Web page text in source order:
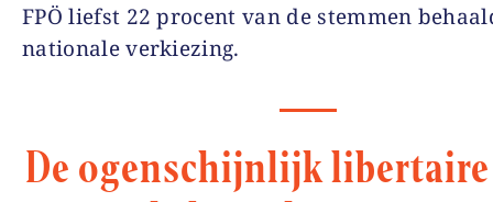
FPÖ liefst 22 procent van de stemmen
nationale verkiezing.
De ogenschijnlijk